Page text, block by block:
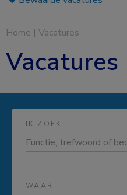
Home | Vacatures
Vacatures
IK ZOEK
WAAR